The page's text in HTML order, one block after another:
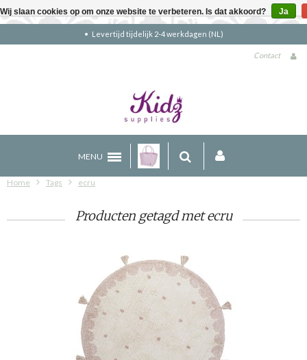
Levertijd tijdelijk 2-4 werkdagen (NL)
Contact
MENU
Home Tags ecru
Producten getagd met ecru
Wij slaan cookies op om onze website te verbeteren. Is dat akkoord? Ja